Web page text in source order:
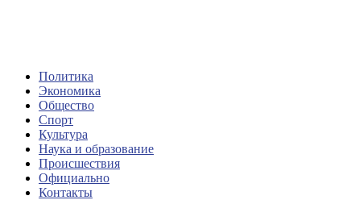
Политика
Экономика
Общество
Спорт
Культура
Наука и образование
Происшествия
Официально
Контакты